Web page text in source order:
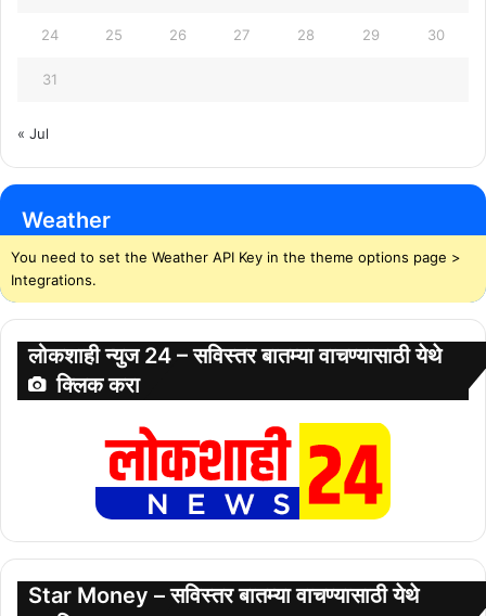
24 25 26 27 28 29 30
31
« Jul
Weather
You need to set the Weather API Key in the theme options page >
Integrations.
लोकशाही न्युज 24 – सविस्तर बातम्या वाचण्यासाठी येथे
क्लिक करा
Star Money – सविस्तर बातम्या वाचण्यासाठी येथे